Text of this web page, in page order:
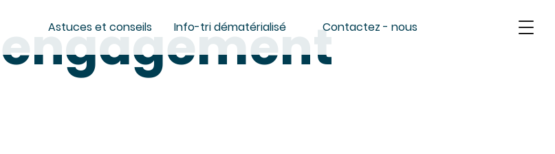
Astuces et conseils Info-tri dématérialisé Contactez - nous
engagement